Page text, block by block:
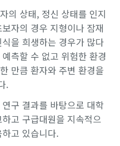
의 상태, 정신 상태를 인지
자의 경우 지형이나 잠재
을 희생하는 경우가 많다
측할 수 없고 위험한 환경
만큼 환자와 주변 환경을
.
구 결과를 바탕으로 대학
고 구급대원을 지속적으
고 있습니다.